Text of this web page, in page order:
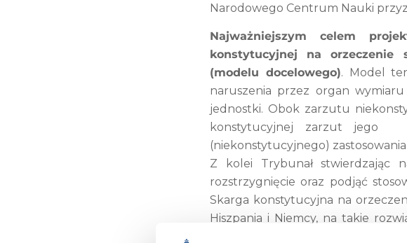
Narodowego Centrum Nauki
Najważniejszym celem
konstytucyjnej na orzeczenie
(modelu docelowego). Model
naruszenia przez organ
jednostki. Obok zarzutu
konstytucyjnej zarzut
(niekonstytucyjnego)
Z kolei Trybunał stwierdzając
rozstrzygnięcie oraz podjąć
Skarga konstytucyjna na
Hiszpania i Niemcy, na takie
rodzima instytucja określana